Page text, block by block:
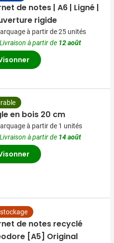
de notes | A6 | Ligné |
rigide
à partir de 25 unités
Livraison à partir de 12 août
en bois 20 cm
à partir de 1 unités
Livraison à partir de 14 août
de notes recyclé
[A5] Original